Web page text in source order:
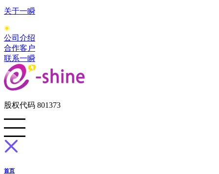
关于一瞬
公司介绍
合作客户
联系一瞬
股权代码 801373
首页